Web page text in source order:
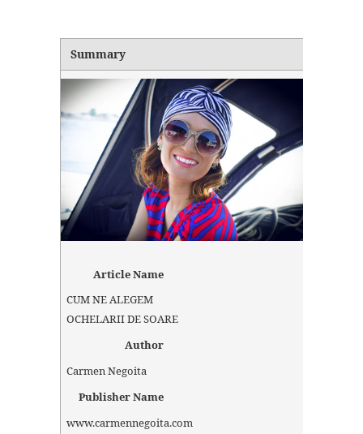
Summary
Article Name
CUM NE ALEGEM
OCHELARII DE SOARE
Author
Carmen Negoita
Publisher Name
www.carmennegoita.com